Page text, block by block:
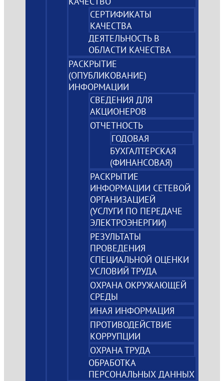
СЕРТИФИКАТЫ
КАЧЕСТВА
ДЕЯТЕЛЬНОСТЬ В
ОБЛАСТИ КАЧЕСТВА
РАСКРЫТИЕ
(ОПУБЛИКОВАНИЕ)
ИНФОРМАЦИИ
СВЕДЕНИЯ ДЛЯ
АКЦИОНЕРОВ
ОТЧЕТНОСТЬ
ГОДОВАЯ
БУХГАЛТЕРСКАЯ
(ФИНАНСОВАЯ)
РАСКРЫТИЕ
ИНФОРМАЦИИ СЕТЕВОЙ
ОРГАНИЗАЦИЕЙ
(УСЛУГИ ПО ПЕРЕДАЧЕ
ЭЛЕКТРОЭНЕРГИИ)
РЕЗУЛЬТАТЫ
ПРОВЕДЕНИЯ
СПЕЦИАЛЬНОЙ ОЦЕНКИ
УСЛОВИЙ ТРУДА
ОХРАНА ОКРУЖАЮЩЕЙ
СРЕДЫ
ИНАЯ ИНФОРМАЦИЯ
ПРОТИВОДЕЙСТВИЕ
КОРРУПЦИИ
ОХРАНА ТРУДА
ОБРАБОТКА
ПЕРСОНАЛЬНЫХ ДАННЫХ